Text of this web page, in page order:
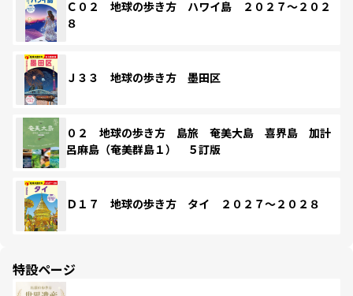
Ｃ０２ 地球の歩き方 ハワイ島 ２０２７～２０２
８
Ｊ３３ 地球の歩き方 墨田区
０２ 地球の歩き方 島旅 奄美大島 喜界島 加計
呂麻島（奄美群島１） ５訂版
Ｄ１７ 地球の歩き方 タイ ２０２７～２０２８
特設ページ